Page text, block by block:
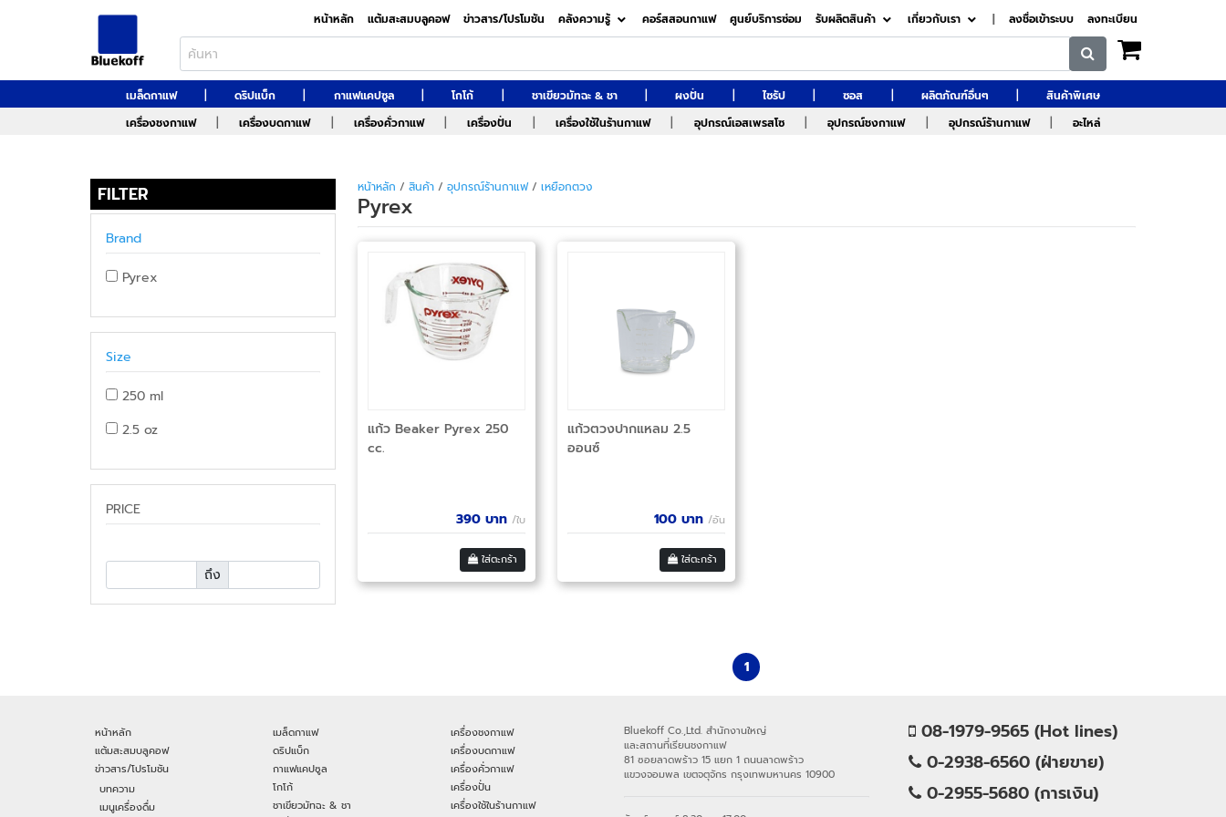
หน้าหลัก แต้มสะสมบลูคอฟ ข่าวสาร/โปรโมชัน คลังความรู้ คอร์สสอนกาแฟ ศูนย์บริการซ่อม รับผลิตสินค้า เกี่ยวกับเรา | ลงชื่อเข้าระบบ ลงทะเบียน
เมล็ดกาแฟ | ดริปแบ็ก | กาแฟแคปซูล | โกโก้ | ชาเขียวมัทฉะ & ชา | ผงปั่น | ไซรัป | ซอส | ผลิตภัณฑ์อื่นๆ |
สินค้าพิเศษ
เครื่องชงกาแฟ
| เครื่องบดกาแฟ | เครื่องคั่วกาแฟ | เครื่องปั่น | เครื่องใช้ในร้านกาแฟ | อุปกรณ์เอสเพรสโซ | อุปกรณ์ชงกาแฟ | อุปกรณ์ร้านกาแฟ | อะไหล่
FILTER
Brand
Pyrex
Size
250 ml
2.5 oz
PRICE
ถึง
หน้าหลัก / สินค้า/ อุปกรณ์ร้านกาแฟ/ เหยือกตวง
Pyrex
แก้ว Beaker Pyrex 250
cc.
390 บาท /ใบ
ใส่ตะกร้า
แก้วตวงปากแหลม 2.5
ออนซ์
100บาท /อัน
ใส่ตะกร้า
1
หน้าหลัก
แต้มสะสมบลูคอฟ
ข่าวสาร/โปรโมชัน
บทความ
เมนูเครื่องดื่ม
เมล็ดกาแฟ
ดริปแบ็ก
กาแฟแคปซูล
โกโก้
ชาเขียวมัทฉะ & ชา
เครื่องชงกาแฟ
เครื่องบดกาแฟ
เครื่องคั่วกาแฟ
เครื่องปั่น
เครื่องใช้ในร้านกาแฟ
Bluekoff Co.,Ltd. สำนักงานใหญ่
และสถานที่เรียนชงกาแฟ
81 ซอยลาดพร้าว 15 แยก 1 ถนนลาดพร้าว
แขวงจอมพล เขตจตุจักร กรุงเทพมหานคร 10900
08-1979-9565 (Hot lines)
0-2938-6560 (ฝ่ายขาย)
0-2955-5680 (การเงิน)